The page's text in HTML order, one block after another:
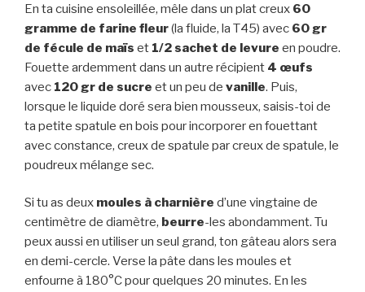
En ta cuisine ensoleillée, mêle dans un plat creux 60
gramme de farine fleur(la fluide, la T45) avec 60 gr
de fécule de maïs et 1/2 sachet de levure en poudre.
Fouette ardemment dans un autre récipient 4 œufs
avec 120 gr de sucre et un peu de vanille. Puis,
lorsque le liquide doré sera bien mousseux, saisis-toi de
ta petite spatule en bois pour incorporer en fouettant
avec constance, creux de spatule par creux de spatule, le
poudreux mélange sec.
Si tu as deux moules à charnière d’une vingtaine de
centimètre de diamètre, beurre-les abondamment. Tu
peux aussi en utiliser un seul grand, ton gâteau alors sera
en demi-cercle. Verse la pâte dans les moules et
enfourne à 180°C pour quelques 20 minutes. En les